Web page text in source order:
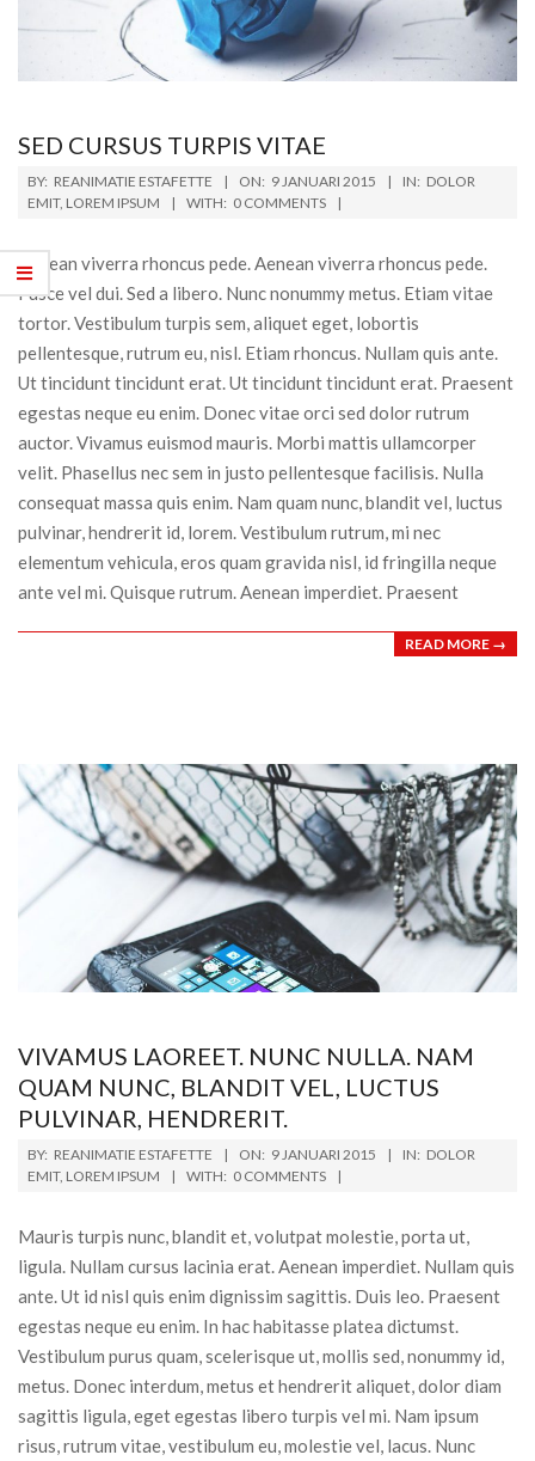
SED CURSUS TURPIS VITAE
BY: REANIMATIE ESTAFETTE ON: 9 JANUARI 2015 IN: DOLOR
EMIT, LOREM IPSUM WITH: 0 COMMENTS
Aenean viverra rhoncus pede. Aenean viverra rhoncus pede.
Fusce vel dui. Sed a libero. Nunc nonummy metus. Etiam vitae
tortor. Vestibulum turpis sem, aliquet eget, lobortis
pellentesque, rutrum eu, nisl. Etiam rhoncus. Nullam quis ante.
Ut tincidunt tincidunt erat. Ut tincidunt tincidunt erat. Praesent
egestas neque eu enim. Donec vitae orci sed dolor rutrum
auctor. Vivamus euismod mauris. Morbi mattis ullamcorper
velit. Phasellus nec sem in justo pellentesque facilisis. Nulla
consequat massa quis enim. Nam quam nunc, blandit vel, luctus
pulvinar, hendrerit id, lorem. Vestibulum rutrum, mi nec
elementum vehicula, eros quam gravida nisl, id fringilla neque
ante vel mi. Quisque rutrum. Aenean imperdiet. Praesent
READ MORE →
VIVAMUS LAOREET. NUNC NULLA. NAM
QUAM NUNC, BLANDIT VEL, LUCTUS
PULVINAR, HENDRERIT.
BY: REANIMATIE ESTAFETTE ON: 9 JANUARI 2015 IN: DOLOR
EMIT, LOREM IPSUM WITH: 0 COMMENTS
Mauris turpis nunc, blandit et, volutpat molestie, porta ut,
ligula. Nullam cursus lacinia erat. Aenean imperdiet. Nullam quis
ante. Ut id nisl quis enim dignissim sagittis. Duis leo. Praesent
egestas neque eu enim. In hac habitasse platea dictumst.
Vestibulum purus quam, scelerisque ut, mollis sed, nonummy id,
metus. Donec interdum, metus et hendrerit aliquet, dolor diam
sagittis ligula, eget egestas libero turpis vel mi. Nam ipsum
risus, rutrum vitae, vestibulum eu, molestie vel, lacus. Nunc